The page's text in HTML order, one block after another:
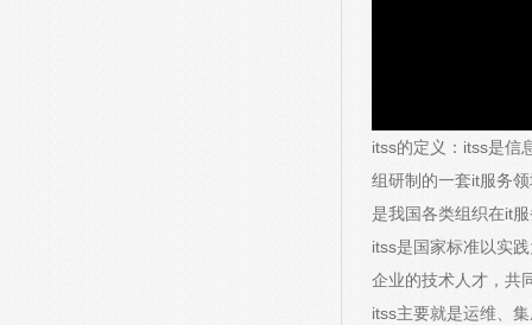
itss的定义：itss是信
组研制的一套it服务
是我国各类组织在it
itss是国家标准以实
企业的技术人才，共
itss主要就是运维、